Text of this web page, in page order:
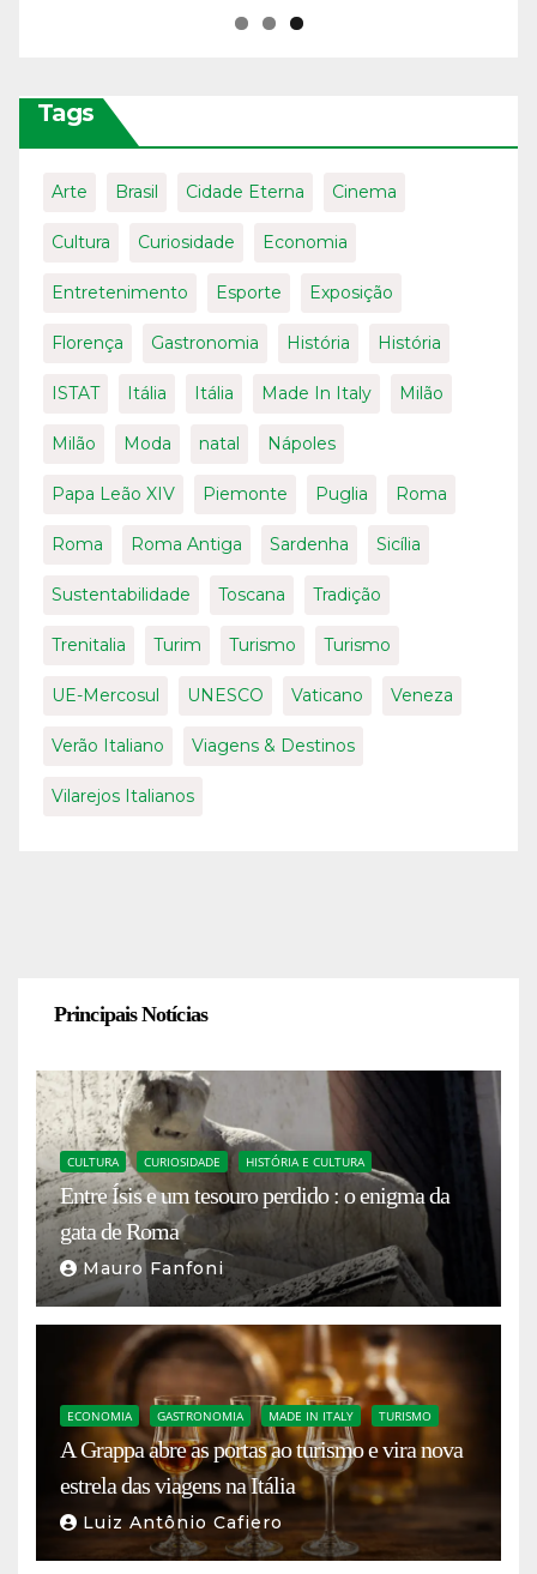
Tags
Arte Brasil Cidade Eterna Cinema
Cultura Curiosidade Economia
Entretenimento Esporte Exposição
Florença Gastronomia História História
ISTAT Itália Itália Made In Italy Milão
Milão Moda natal Nápoles
Papa Leão XIV Piemonte Puglia Roma
Roma Roma Antiga Sardenha Sicília
Sustentabilidade Toscana Tradição
Trenitalia Turim Turismo Turismo
UE-Mercosul UNESCO Vaticano Veneza
Verão Italiano Viagens & Destinos
Vilarejos Italianos
Principais Notícias
CULTURA CURIOSIDADE HISTÓRIA E CULTURA
Entre Ísis e um tesouro perdido : o enigma da
gata de Roma
Mauro Fanfoni
ECONOMIA GASTRONOMIA MADE IN ITALY TURISMO
A Grappa abre as portas ao turismo e vira nova
estrela das viagens na Itália
Luiz Antônio Cafiero